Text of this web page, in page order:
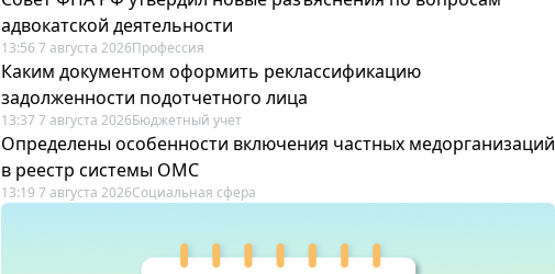
адвокатской деятельности
13:56 7 августа 2026Профессия
Каким документом оформить реклассификацию
задолженности подотчетного лица
13:37 7 августа 2026Бюджетный учет
Определены особенности включения частных медорганизаций
в реестр системы ОМС
13:19 7 августа 2026Социальная сфера